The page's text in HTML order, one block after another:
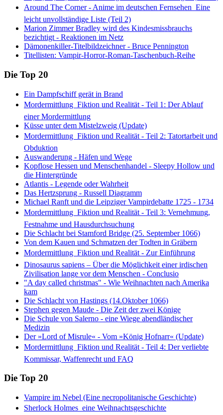
Around The Corner - Anime im deutschen Fernsehen  Eine
leicht unvollständige Liste (Teil 2)
Marion Zimmer Bradley wird des Kindesmissbrauchs
bezichtigt - Reaktionen im Netz
Dämonenkiller-Titelbildzeichner - Bruce Pennington
Titellisten: Vampir-Horror-Roman-Taschenbuch-Reihe
Die Top 20
Ein Dampfschiff gerät in Brand
Mordermittlung  Fiktion und Realität - Teil 1: Der Ablauf
einer Mordermittlung
Küsse unter dem Mistelzweig (Update)
Mordermittlung  Fiktion und Realität - Teil 2: Tatortarbeit und
Obduktion
Auswanderung - Häfen und Wege
Kopflose Hessen und Menschenhandel - Sleepy Hollow und
die Hintergründe
Atlantis - Legende oder Wahrheit
Das Hertzsprung - Russell Diagramm
Michael Ranft und die Leipziger Vampirdebatte 1725 - 1734
Mordermittlung  Fiktion und Realität - Teil 3: Vernehmung,
Festnahme und Hausdurchsuchung
Die Schlacht bei Stamford Bridge (25. September 1066)
Von dem Kauen und Schmatzen der Todten in Gräbern
Mordermittlung  Fiktion und Realität - Zur Einführung
Dinosaurus sapiens – Über die Möglichkeit einer irdischen
Zivilisation lange vor dem Menschen - Conclusio
"A day called christmas" - Wie Weihnachten nach Amerika
kam
Die Schlacht von Hastings (14.Oktober 1066)
Stephen gegen Maude - Die Zeit der zwei Könige
Die Schule von Salerno - eine Wiege abendländischer
Medizin
Der »Lord of Misrule« - Vom »König Hofnarr« (Update)
Mordermittlung  Fiktion und Realität - Teil 4: Der verliebte
Kommissar, Waffenrecht und FAQ
Die Top 20
Vampire im Nebel (Eine necropolitanische Geschichte)
Sherlock Holmes  eine Weihnachtsgeschichte